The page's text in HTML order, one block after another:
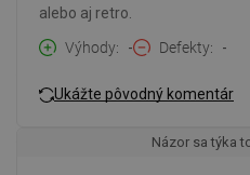
alebo aj retro.
Výhody
- Defekty -
Ukážte pôvodný komentár
Názor sa týka